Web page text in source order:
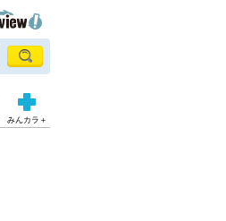
みんカラ＋